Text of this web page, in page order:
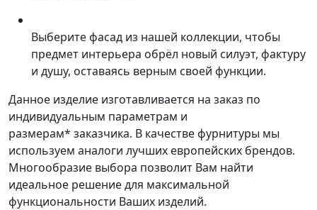
Выберите фасад из нашей коллекции, чтобы
предмет интерьера обрёл новый силуэт, фактуру
и душу, оставаясь верным своей функции.
Данное изделие изготавливается на заказ по
индивидуальным параметрам и
размерам* заказчика. В качестве фурнитуры мы
используем аналоги лучших европейских брендов.
Многообразие выбора позволит Вам найти
идеальное решение для максимальной
функциональности Ваших изделий.